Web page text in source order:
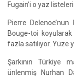
Fugain’i o yaz
Pierre
Bouge-toi
fazla satılıyor. Yüze
Şarkının Türkiye
ünlenmiş Nurhan